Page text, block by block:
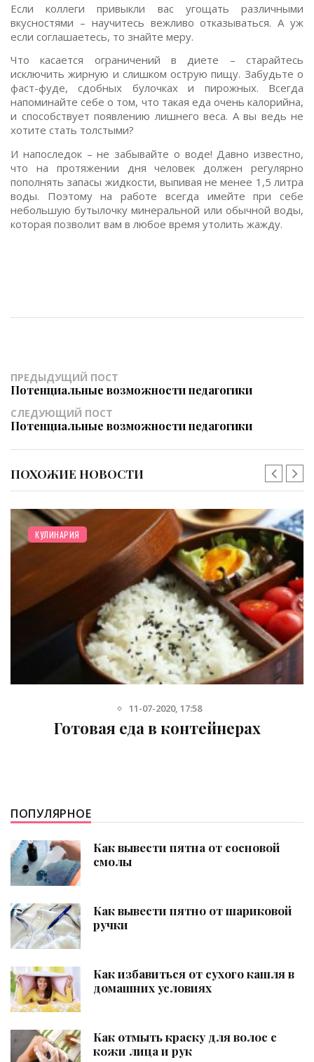
Если коллеги привыкли вас угощать различными
вкусностями – научитесь вежливо отказываться. А уж
если соглашаетесь, то знайте меру.
Что касается ограничений в диете – старайтесь
исключить жирную и слишком острую пищу. Забудьте о
фаст-фуде, сдобных булочках и пирожных. Всегда
напоминайте себе о том, что такая еда очень калорийна,
и способствует появлению лишнего веса. А вы ведь не
хотите стать толстыми?
И напоследок – не забывайте о воде! Давно известно,
что на протяжении дня человек должен регулярно
пополнять запасы жидкости, выпивая не менее 1,5 литра
воды. Поэтому на работе всегда имейте при себе
небольшую бутылочку минеральной или обычной воды,
которая позволит вам в любое время утолить жажду.
ПРЕДЫДУЩИЙ ПОСТ
Потенциальные возможности педагогики
СЛЕДУЮЩИЙ ПОСТ
Потенциальные возможности педагогики
ПОХОЖИЕ НОВОСТИ
КУЛИНАРИЯ
11-07-2020, 17:58
Готовая еда в контейнерах
ПОПУЛЯРНОЕ
Как вывести пятна от сосновой
смолы
Как вывести пятно от шариковой
ручки
Как избавиться от сухого кашля в
домашних условиях
Как отмыть краску для волос с
кожи лица и рук